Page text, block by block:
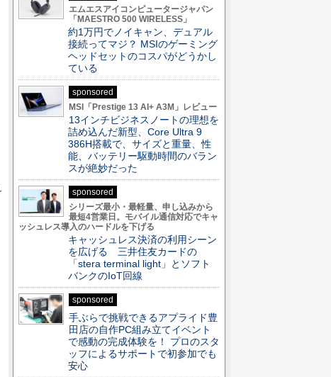
エムエスアイコンピュータージャパン
「MAESTRO 500 WIRELESS」
約1万円でノイキャン、デュアル
接続ってマジ？ MSIのゲーミング
ヘッドセットのコスパがどうかし
ている
sponsored
MSI「Prestige 13 AI+ A3M」レビュー
13インチビジネスノートの理想を
詰め込んだ新型、Core Ultra 9
386H搭載で、サイズと重量、性
能、バッテリー駆動時間のバラン
スが絶妙だった
sponsored
シリーズ最小・最軽量、申し込みから
最短4営業日。モバイル通信対応でキャ
ッシュレス導入のハードルを下げる
キャッシュレス決済の利用シーン
を広げる 三井住友カードの
「stera terminal light」とソフト
バンクのIoT回線
sponsored
手ぶらで挑戦できるアプライド豊
田店の自作PC組み立てイベント
で感動の完成体験を！ プロのスタ
ッフによるサポートで初参加でも
安心